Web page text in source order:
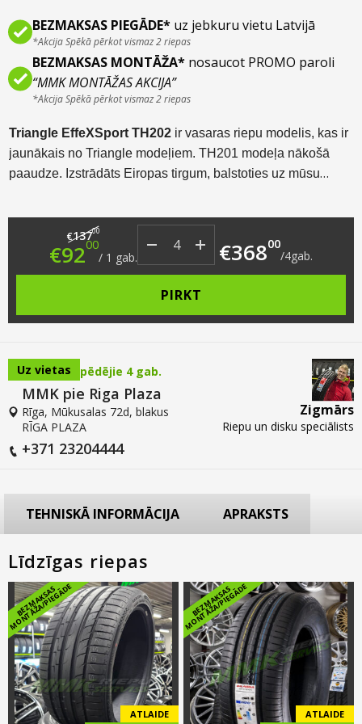
BEZMAKSAS PIEGĀDE* uz jebkuru vietu Latvijā
*Akcija Spēkā pērkot vismaz 2 riepas
BEZMAKSAS MONTĀŽA* nosaucot PROMO paroli
“MMK MONTĀŽAS AKCIJA”
*Akcija Spēkā pērkot vismaz 2 riepas
Triangle EffeXSport TH202 ir vasaras riepu modelis, kas ir
jaunākais no Triangle modeļiem. TH201 modeļa nākošā
paaudze. Izstrādāts Eiropas tirgum, balstoties uz mūsu
daudz maģistrāļu (autobāņu). Augstas veiktspējas
kategorijai piederošais modelis ir paredzēts dažādu klašu
pasažieru automobīļiem. Sākot no vieglajiem, līdz pat
€13700 Original price was: €137.00.
€9200 Current price is: €92.00.
/ 1 gab. €36800
/4gab.
PIRKT
Uz vietas pēdējie 4 gab.
MMK pie Riga Plaza
Rīga, Mūkusalas 72d, blakus
RĪGA PLAZA
+371 23204444
Zigmārs
Riepu un disku speciālists
TEHNISKĀ INFORMĀCIJA APRAKSTS
Līdzīgas riepas
B
E
Z
M
A
K
S
A
S
M
O
N
T
Ā
Ž
A
/
PI
E
G
Ā
D
E
ATLAIDE
B
E
Z
M
A
K
S
A
S
M
O
N
T
Ā
Ž
A
/
PI
E
G
Ā
D
E
ATLAIDE